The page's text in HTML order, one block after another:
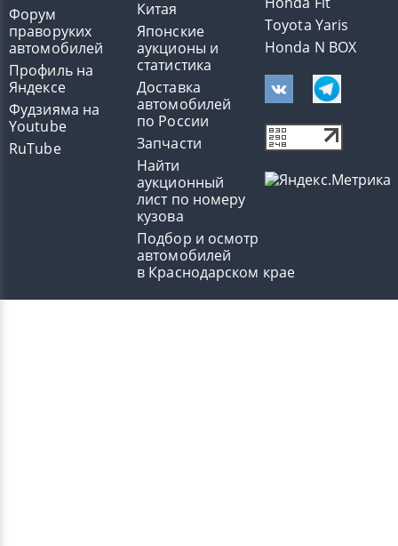
Форум
праворуких
автомобилей
Профиль на
Яндексе
Фудзияма на
Youtube
RuTube
Китая
Японские
аукционы и
статистика
Доставка
автомобилей
по России
Запчасти
Найти
аукционный
лист по номеру
кузова
Подбор и осмотр
автомобилей
в Краснодарском крае
Toyota Yaris
Honda N BOX